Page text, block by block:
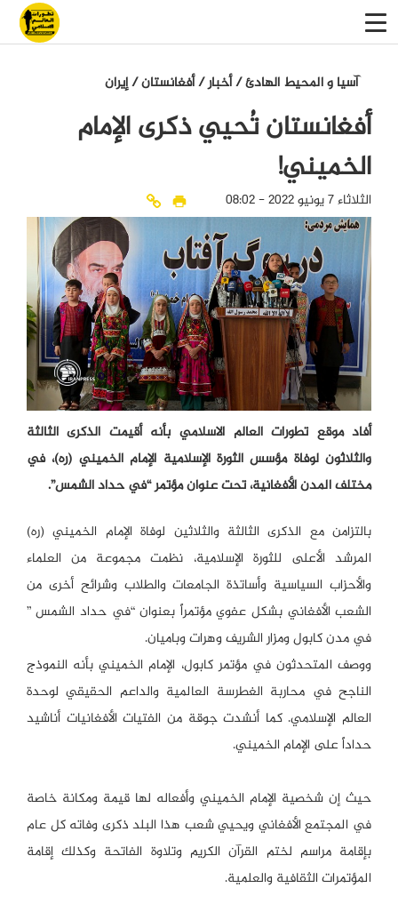
آسيا و المحيط الهادئ/أخبار/أفغانستان/إيران
أفغانستان تُحيي ذكرى الإمام
الخميني!
الثلاثاء 7 يونيو 2022 - 08:02
أفاد موقع تطورات العالم الاسلامي بأنه أقيمت الذكرى الثالثة
والثلاثون لوفاة مؤسس الثورة الإسلامية الإمام الخميني (ره)، في
مختلف المدن الأفغانية، تحت عنوان مؤتمر “في حداد الشمس”.
بالتزامن مع الذكرى الثالثة والثلاثين لوفاة الإمام الخميني (ره)
المرشد الأعلى للثورة الإسلامية، نظمت مجموعة من العلماء
والأحزاب السياسية وأساتذة الجامعات والطلاب وشرائح أخرى من
الشعب الأفغاني بشكل عفوي مؤتمراً بعنوان “في حداد الشمس ”
في مدن كابول ومزار الشريف وهرات وباميان.
ووصف المتحدثون في مؤتمر كابول، الإمام الخميني بأنه النموذج
الناجح في محاربة الغطرسة العالمية والداعم الحقيقي لوحدة
العالم الإسلامي. كما أنشدت جوقة من الفتيات الأفغانيات أناشيد
حداداً على الإمام الخميني.
حيث إن شخصية الإمام الخميني وأفعاله لها قيمة ومكانة خاصة
في المجتمع الأفغاني ويحيي شعب هذا البلد ذكرى وفاته كل عام
بإقامة مراسم لختم القرآن الكريم وتلاوة الفاتحة وكذلك إقامة
المؤتمرات الثقافية والعلمية.